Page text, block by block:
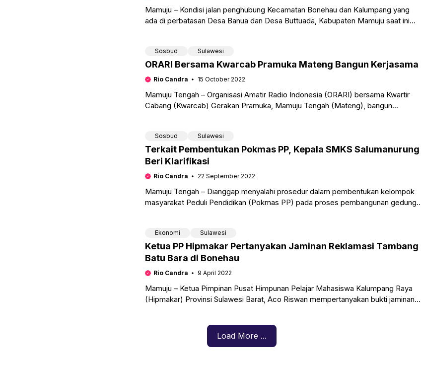
Mamuju – Kondisi jalan penghubung Kecamatan Bonehau dan Kalumpang yang
ada di perbatasan Desa Banua dan Desa Buttuada, Kabupaten Mamuju saat ini
Sosbud Sulawesi
ORARI Bersama Kwarcab Pramuka Mateng Bangun Kerjasama
Rio Candra 15 October 2022
Mamuju Tengah – Organisasi Amatir Radio Indonesia (ORARI) bersama Kwartir
Cabang (Kwarcab) Gerakan Pramuka, Mamuju Tengah (Mateng), bangun
Sosbud Sulawesi
Terkait Pembentukan Pokmas PP, Kepala SMKS Salumanurung
Beri Klarifikasi
Rio Candra 22 September 2022
Mamuju Tengah – Dianggap menyalahi prosedur dalam pembentukan kelompok
masyarakat Peduli Pendidikan (Pokmas PP) pada proses pembangunan gedung
Ekonomi Sulawesi
Ketua PP Hipmakar Pertanyakan Jaminan Reklamasi Tambang
Batu Bara di Bonehau
Rio Candra 9 April 2022
Mamuju – Ketua Pimpinan Pusat Himpunan Pelajar Mahasiswa Kalumpang Raya
(Hipmakar) Provinsi Sulawesi Barat, Aco Riswan mempertanyakan bukti jaminan
Load More ...